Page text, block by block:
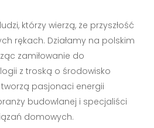
którzy wierzą, że przyszłość
rękach. Działamy na polskim
zamiłowanie do
z troską o środowisko
tworzą pasjonaci energii
budowlanej i specjaliści
domowych.